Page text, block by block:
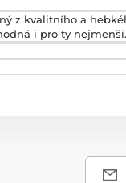
z kvalitního a
i pro ty nejmenší.